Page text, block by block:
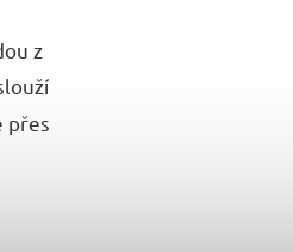
z
přes